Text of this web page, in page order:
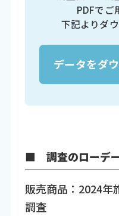
PDFでご
下記よりダ
データをダ
■ 調査のローデー
販売商品：2024年
調査